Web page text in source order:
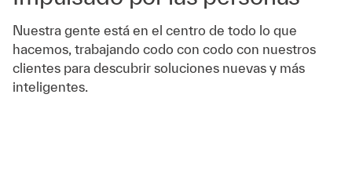
Nuestra gente está en el centro de todo lo que
hacemos, trabajando codo con codo con nuestros
clientes para descubrir soluciones nuevas y más
inteligentes.